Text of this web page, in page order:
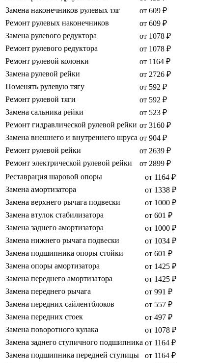
Замена наконечников рулевых тяг
от 609 ₽
Ремонт рулевых наконечников
от 609 ₽
Замена рулевого редуктора
от 1078 ₽
Ремонт рулевого редуктора
от 1078 ₽
Ремонт рулевой колонки
от 1164 ₽
Замена рулевой рейки
от 2726 ₽
Поменять рулевую тягу
от 592 ₽
Ремонт рулевой тяги
от 592 ₽
Замена сальника рейки
от 523 ₽
Ремонт гидравлической рулевой рейки от 3160 ₽
Замена внешнего и внутреннего шруса от 904 ₽
Ремонт рулевой рейки
от 2639 ₽
Ремонт электрической рулевой рейки
от 2899 ₽
Реставрация шаровой опоры
от 1164 ₽
Замена амортизатора
от 1338 ₽
Замена верхнего рычага подвески
от 1000 ₽
Замена втулок стабилизатора
от 601 ₽
Замена заднего амортизатора
от 1000 ₽
Замена нижнего рычага подвески
от 1034 ₽
Замена подшипника опоры стойки
от 601 ₽
Замена опоры амортизатора
от 1425 ₽
Замена переднего амортизатора
от 1425 ₽
Замена переднего рычага
от 991 ₽
Замена передних сайлентблоков
от 557 ₽
Замена передних стоек
от 497 ₽
Замена поворотного кулака
от 1078 ₽
Замена заднего ступичного подшипника от 1164 ₽
Замена подшипника передней ступицы
от 1164 ₽